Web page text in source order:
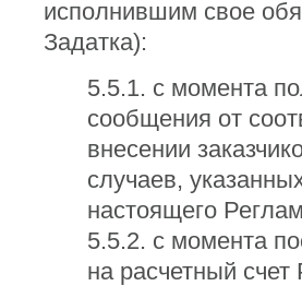
исполнившим свое
Задатка):
5.5.1. с момента
сообщения от
внесении
случаев,
настоящего
5.5.2. с момента
на расчетный счет